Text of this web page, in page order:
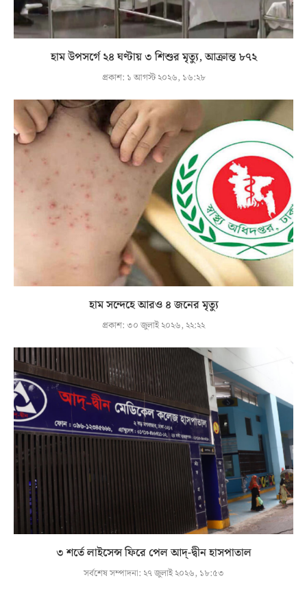
হাম উপসর্গে ২৪ ঘণ্টায় ৩ শিশুর মৃত্যু, আক্রান্ত ৮৭২
প্রকাশ: ১ আগস্ট ২০২৬, ১৬:২৮
হাম সন্দেহে আরও ৪ জনের মৃত্যু
প্রকাশ:৩০ জুলাই ২০২৬, ২২:২২
৩ শর্তে লাইসেন্স ফিরে পেল আদ্-দ্বীন হাসপাতাল
সর্বশেষ সম্পাদনা: ২৭ জুলাই ২০২৬, ১৮:৫৩